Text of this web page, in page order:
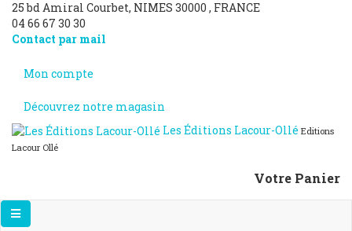
25 bd Amiral Courbet, NIMES 30000 , FRANCE
04 66 67 30 30
Contact par mail
Mon compte
Découvrez notre magasin
Les Éditions Lacour-Ollé Editions
Lacour Ollé
Votre Panier